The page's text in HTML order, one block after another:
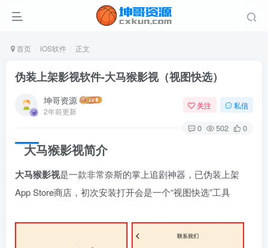
首页 iOS软件 正文
伪装上架影视软件-大马猴影视（视图快选）
坤哥资源
2年前更新
关注 私信
0 502 0
大马猴影视简介
大马猴影视是一款非常奈斯的掌上追剧神器，已伪装上架
App Store商店，初次安装打开会是一个“视图快选”工具